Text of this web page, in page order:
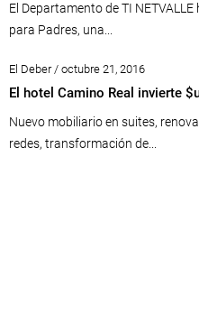
El Departamento de TI
para Padres, una...
El Deber / octubre 21, 2016
El hotel Camino Real invierte
Nuevo mobiliario en suites,
redes, transformación de...